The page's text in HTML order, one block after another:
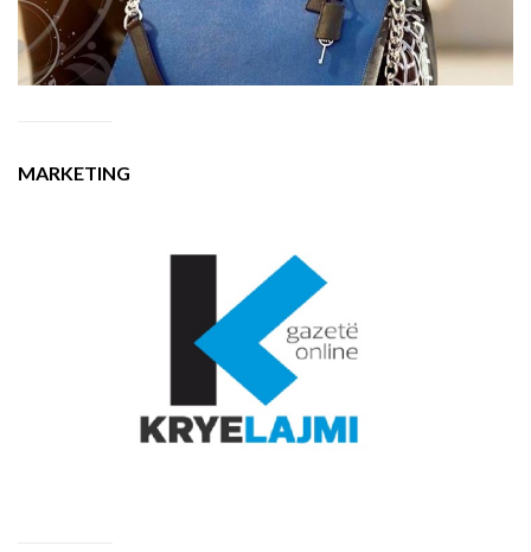
MARKETING